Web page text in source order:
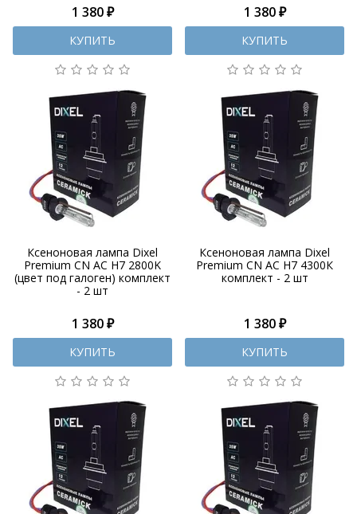
Ксеноновая лампа Dixel
Premium CN AC H7 2800K
(цвет под галоген) комплект
- 2 шт
1 380 ₽
КУПИТЬ
Ксеноновая лампа Dixel
Premium CN AC H7 4300К
комплект - 2 шт
1 380 ₽
КУПИТЬ
1 380 ₽
КУПИТЬ
1 380 ₽
КУПИТЬ